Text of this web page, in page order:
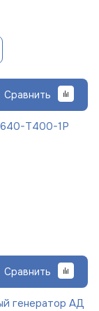
Сравнить
Т400-1Р
Сравнить
генератор АД